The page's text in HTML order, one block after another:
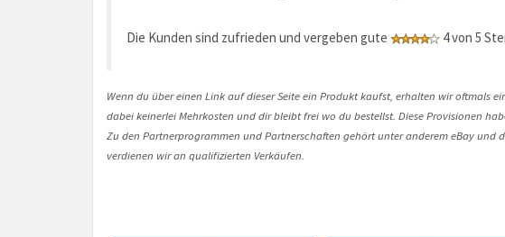
Die Kunden sind zufrieden und vergeben gute 4 von 5
Wenn du über einen Link auf dieser Seite ein Produkt kaufst, erhalten wir oftmals
dabei keinerlei Mehrkosten und dir bleibt frei wo du bestellst. Diese Provisionen
Zu den Partnerprogrammen und Partnerschaften gehört unter anderem eBay und
verdienen wir an qualifizierten Verkäufen.